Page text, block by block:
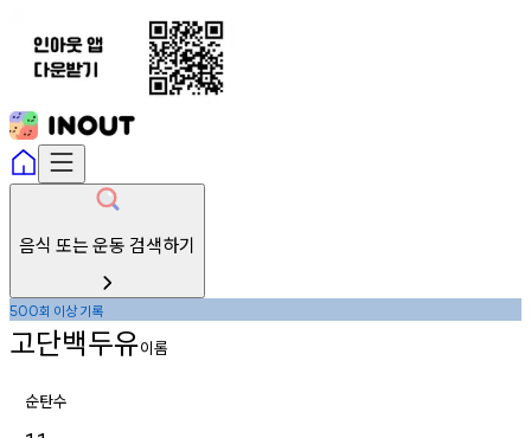
음식 또는 운동 검색하기
500회 이상기록
고단백두유이롬
순탄수